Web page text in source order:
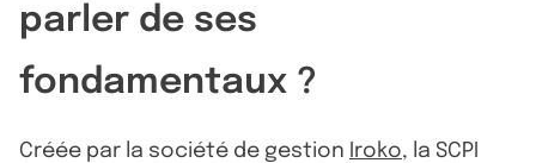
parler de ses
fondamentaux ?
Créée par la société de gestion Iroko, la SCPI